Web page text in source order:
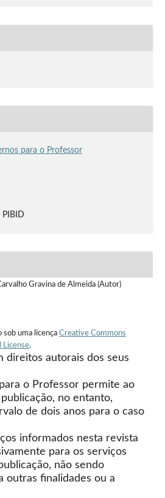
para o Professor
PIBID
Gravina de Almeida (Autor)
sob uma licença Creative Commons
License.
direitos autorais dos seus
o Professor permite ao
no entanto,
de dois anos para o caso
informados nesta revista
para os serviços
não sendo
outras finalidades ou a